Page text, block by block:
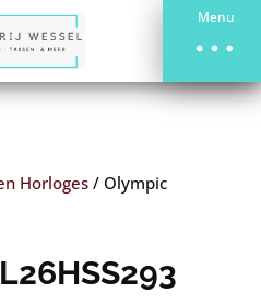
Menu
Horloges/ Olympic